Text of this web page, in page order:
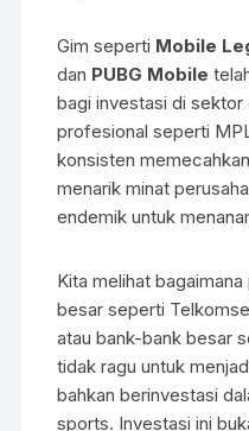
Gim seperti Mobile
dan PUBG Mobile
bagi investasi di
profesional seperti
konsisten
menarik minat
endemik untuk
Kita melihat
besar seperti
atau bank-bank besar
tidak ragu untuk
bahkan berinvestasi
sports. Investasi ini